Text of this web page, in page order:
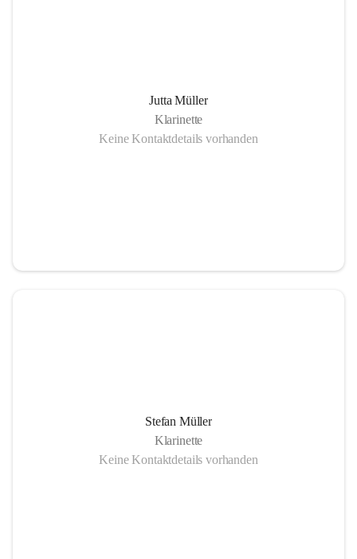
Jutta Müller
Klarinette
Keine Kontaktdetails vorhanden
Stefan Müller
Klarinette
Keine Kontaktdetails vorhanden